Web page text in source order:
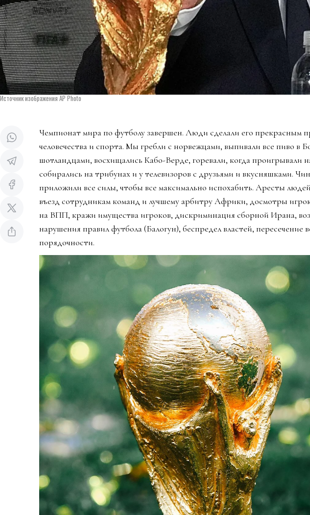
Источник изображения AP Photo
Чемпионат мира по футболу завершен. Люди сделали его прекрасным
человечества и спорта. Мы гребли с норвежцами, выпивали все пиво в
шотландцами, восхищались Кабо-Верде, горевали, когда проигрывали
собирались на трибунах и у телевизоров с друзьями и вкусняшками.
приложили все силы, чтобы все максимально испохабить. Аресты
въезд сотрудникам команд и лучшему арбитру Африки, досмотры
на ВПП, кражи имущества игроков, дискриминация сборной Ирана,
нарушения правил футбола (Балогун), беспредел властей, пересечение
порядочности.